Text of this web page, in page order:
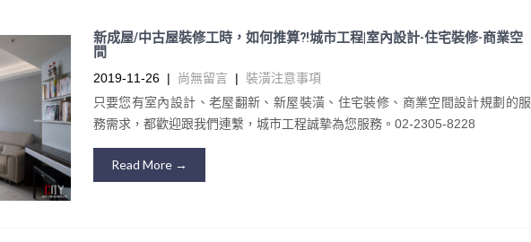
新成屋/中古屋裝修工時，如何推算?!城市工程|室內設計-住宅裝修-商業空
間
2019-11-26 | 尚無留言 | 裝潢注意事項
只要您有室內設計、老屋翻新、新屋裝潢、住宅裝修、商業空間設計規劃的服
務需求，都歡迎跟我們連繫，城市工程誠摯為您服務。02-2305-8228
Read More →